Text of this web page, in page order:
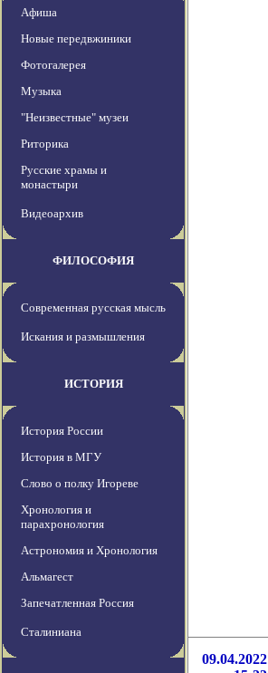
Афиша
Новые передвжиники
Фотогалерея
Музыка
"Неизвестные" музеи
Риторика
Русские храмы и
монастыри
Видеоархив
ФИЛОСОФИЯ
Современная русская мысль
Искания и размышления
ИСТОРИЯ
История России
История в МГУ
Слово о полку Игореве
Хронология и
парахронология
Астрономия и Хронология
Альмагест
Запечатленная Россия
Сталиниана
09.04.2022